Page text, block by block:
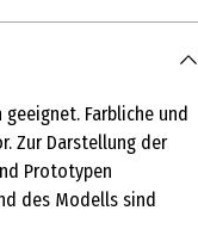
Farbliche und
Zur Darstellung der
Prototypen
des Modells sind